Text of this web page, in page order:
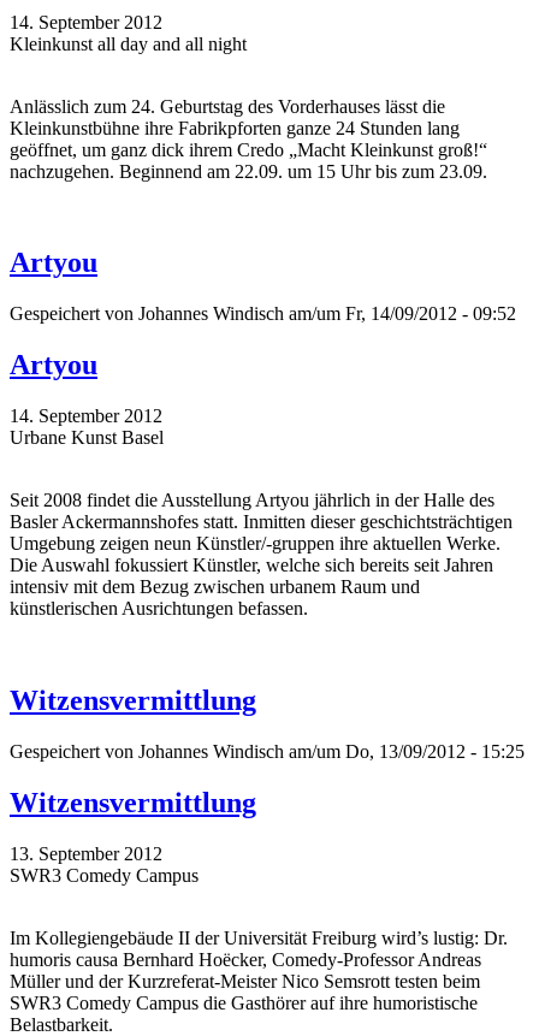
14. September 2012
Kleinkunst all day and all night
Anlässlich zum 24. Geburtstag des Vorderhauses lässt die
Kleinkunstbühne ihre Fabrikpforten ganze 24 Stunden lang
geöffnet, um ganz dick ihrem Credo „Macht Kleinkunst groß!“
nachzugehen. Beginnend am 22.09. um 15 Uhr bis zum 23.09.
Artyou
Gespeichert von Johannes Windisch am/um Fr, 14/09/2012 - 09:52
Artyou
14. September 2012
Urbane Kunst Basel
Seit 2008 findet die Ausstellung Artyou jährlich in der Halle des
Basler Ackermannshofes statt. Inmitten dieser geschichtsträchtigen
Umgebung zeigen neun Künstler/-gruppen ihre aktuellen Werke.
Die Auswahl fokussiert Künstler, welche sich bereits seit Jahren
intensiv mit dem Bezug zwischen urbanem Raum und
künstlerischen Ausrichtungen befassen.
Witzensvermittlung
Gespeichert von Johannes Windisch am/um Do, 13/09/2012 - 15:25
Witzensvermittlung
13. September 2012
SWR3 Comedy Campus
Im Kollegiengebäude II der Universität Freiburg wird’s lustig: Dr.
humoris causa Bernhard Hoëcker, Comedy-Professor Andreas
Müller und der Kurzreferat-Meister Nico Semsrott testen beim
SWR3 Comedy Campus die Gasthörer auf ihre humoristische
Belastbarkeit.